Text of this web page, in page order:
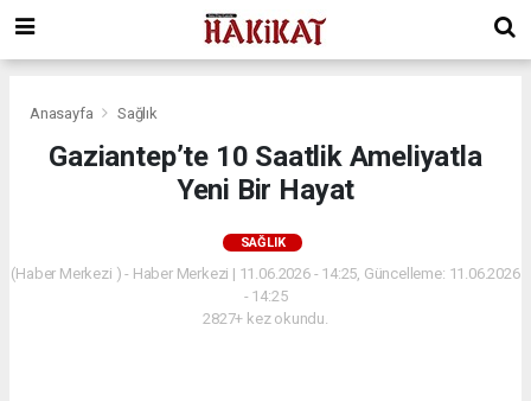
Anasayfa Sağlık
Gaziantep’te 10 Saatlik Ameliyatla
Yeni Bir Hayat
SAĞLIK
(Haber Merkezi ) - Haber Merkezi | 11.06.2026 - 14:25, Güncelleme: 11.06.2026
- 14:25
2827+ kez okundu.